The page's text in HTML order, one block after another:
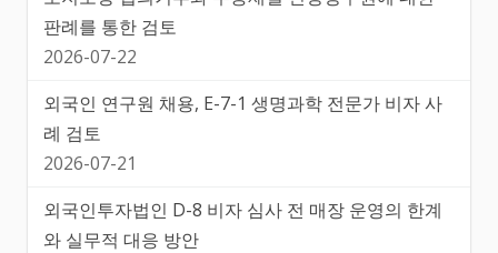
판례를 통한 검토
2026-07-22
외국인 연구원 채용, E-7-1 생명과학 전문가 비자 사
례 검토
2026-07-21
외국인투자법인 D-8 비자 심사 전 매장 운영의 한계
와 실무적 대응 방안